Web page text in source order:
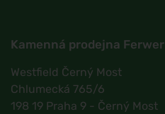
Kamenná prodejna Ferwer
Westfield Černý Most
Chlumecká 765/6
198 19 Praha 9 - Černý Most